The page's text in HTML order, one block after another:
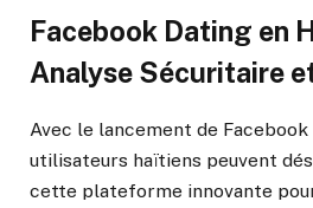
Facebook Dating en
Analyse Sécuritaire
Avec le lancement de
utilisateurs haïtiens peuvent
cette plateforme innovante